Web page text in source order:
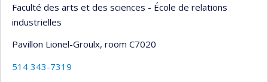
Faculté des arts et des sciences - École de relations
industrielles
Pavillon Lionel-Groulx, room C7020
514 343-7319